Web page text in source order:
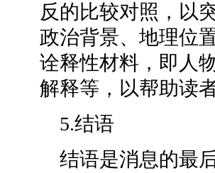
反的比较对照，以
政治背景、地理位
诠释性材料，即人
解释等，以帮助读
5.结语
结语是消息的最